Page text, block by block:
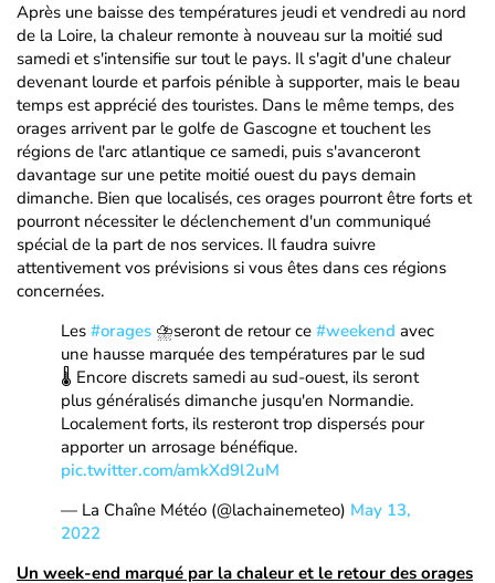
Après une baisse des températures jeudi et vendredi au nord
de la Loire, la chaleur remonte à nouveau sur la moitié sud
samedi et s'intensifie sur tout le pays. Il s'agit d'une chaleur
devenant lourde et parfois pénible à supporter, mais le beau
temps est apprécié des touristes. Dans le même temps, des
orages arrivent par le golfe de Gascogne et touchent les
régions de l'arc atlantique ce samedi, puis s'avanceront
davantage sur une petite moitié ouest du pays demain
dimanche. Bien que localisés, ces orages pourront être forts et
pourront nécessiter le déclenchement d'un communiqué
spécial de la part de nos services. Il faudra suivre
attentivement vos prévisions si vous êtes dans ces régions
concernées.
Les #orages ⛈️seront de retour ce #weekend avec
une hausse marquée des températures par le sud
🌡️ Encore discrets samedi au sud-ouest, ils seront
plus généralisés dimanche jusqu'en Normandie.
Localement forts, ils resteront trop dispersés pour
apporter un arrosage bénéfique.
pic.twitter.com/amkXd9l2uM
— La Chaîne Météo (@lachainemeteo) May 13,
2022
Un week-end marqué par la chaleur et le retour des orages